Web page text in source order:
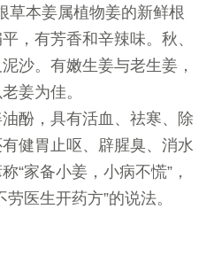
草本姜属植物姜的新鲜根
，有芳香和辛辣味。秋、
沙。有嫩生姜与老生姜，
姜为佳。
酚，具有活血、祛寒、除
健胃止呕、辟腥臭、消水
“家备小姜，小病不慌”，
医生开药方”的说法。